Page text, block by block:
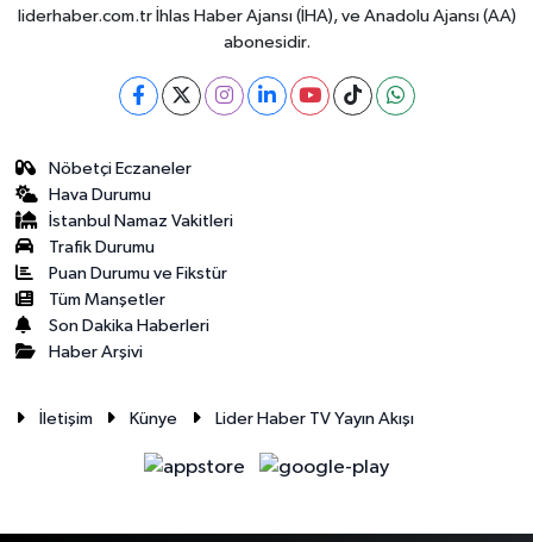
liderhaber.com.tr İhlas Haber Ajansı (İHA), ve Anadolu Ajansı (AA)
abonesidir.
Nöbetçi Eczaneler
Hava Durumu
İstanbul Namaz Vakitleri
Trafik Durumu
Puan Durumu ve Fikstür
Tüm Manşetler
Son Dakika Haberleri
Haber Arşivi
İletişim Künye Lider Haber TV Yayın Akışı